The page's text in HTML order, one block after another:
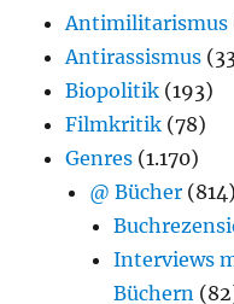
Antimilitarismus
Antirassismus
Biopolitik (193)
Filmkritik (78)
Genres (1.170)
@ Bücher (814)
Interviews
Büchern